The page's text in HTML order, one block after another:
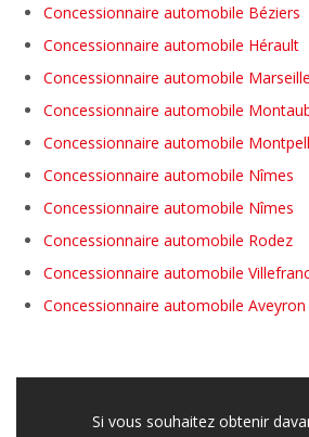
Concessionnaire automobile Béziers
Concessionnaire automobile Hérault
Concessionnaire automobile
Concessionnaire automobile
Concessionnaire automobile
Concessionnaire automobile Nîmes
Concessionnaire automobile Nîmes
Concessionnaire automobile Rodez
Concessionnaire automobile
Concessionnaire automobile Aveyron
Si vous souhaitez obtenir